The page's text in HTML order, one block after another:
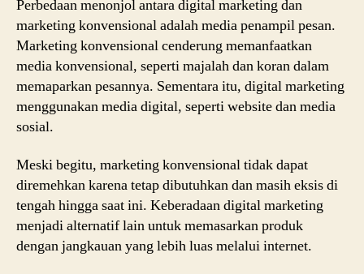
Perbedaan menonjol antara digital marketing dan
marketing konvensional adalah media penampil pesan.
Marketing konvensional cenderung memanfaatkan
media konvensional, seperti majalah dan koran dalam
memaparkan pesannya. Sementara itu, digital marketing
menggunakan media digital, seperti website dan media
sosial.
Meski begitu, marketing konvensional tidak dapat
diremehkan karena tetap dibutuhkan dan masih eksis di
tengah hingga saat ini. Keberadaan digital marketing
menjadi alternatif lain untuk memasarkan produk
dengan jangkauan yang lebih luas melalui internet.